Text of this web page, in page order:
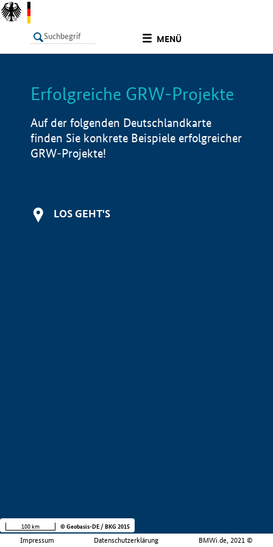
MENÜ
LISTE Info
Erfolgreiche GRW-Projekte
Auf der folgenden Deutschlandkarte
finden Sie konkrete Beispiele erfolgreicher
GRW-Projekte!
LOS GEHT'S
Impressum Datenschutzerklärung BMWi.de, 2021 ©
100 km © Geobasis-DE / BKG 2015